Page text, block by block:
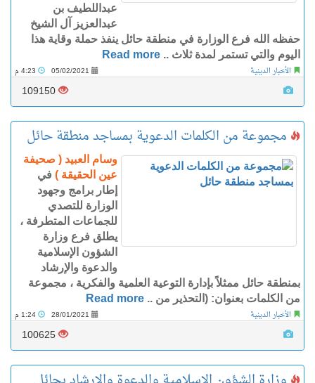
عبداللطيف بن
عبدالعزيز آل الشيخ
حفظه الله فرع الوزارة في منطقة حائل ينفذ حملة وقاية هذا
اليوم والتي تستمر لمدة ثلاث .. Read more
الأخبار الدينية 05/02/2021
109150
مجموعة من الكلمات الدعوية بمساجد منطقة حائل
وسام العبيد ( صحيفة
عين الحقيقة ) في
إطار برامج وجهود
الوزارة للتصدي
للجماعات المتطرفة ،
يطلق فرع وزارة
الشؤون الإسلامية
والدعوة والإرشاد
بمنطقة حائل ممثلاً بإدارة التوعية العلمية والفكرية ، مجموعة
من الكلمات بعنوان: (التحذير من .. Read more
الأخبار الدينية 28/01/2021
100625